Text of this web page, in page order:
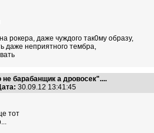
рокера, даже чуждого так0му образу,
даже неприятного тембра,
барабанщик а дровосек"....
30.09.12 13:41:45
тот